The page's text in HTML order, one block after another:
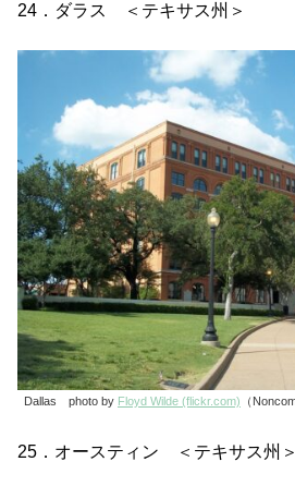
24．ダラス ＜テキサス州＞
Dallas photo by Floyd Wilde (flickr.com) （
25．オースティン ＜テキサス州＞